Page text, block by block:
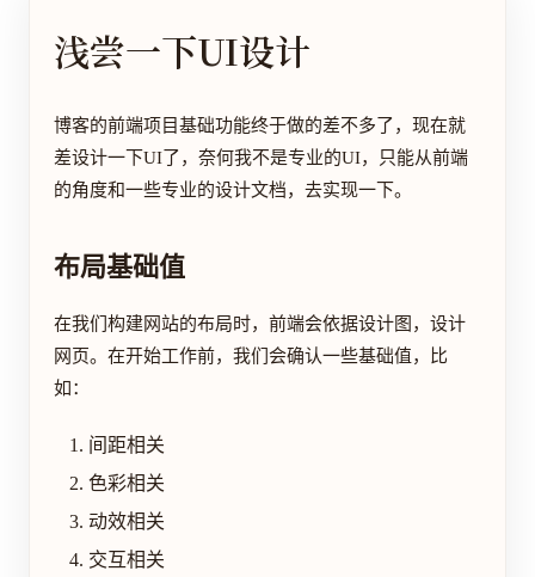
浅尝一下UI设计
博客的前端项目基础功能终于做的差不多了，现在就
差设计一下UI了，奈何我不是专业的UI，只能从前端
的角度和一些专业的设计文档，去实现一下。
布局基础值
在我们构建网站的布局时，前端会依据设计图，设计
网页。在开始工作前，我们会确认一些基础值，比
如：
间距相关
色彩相关
动效相关
交互相关